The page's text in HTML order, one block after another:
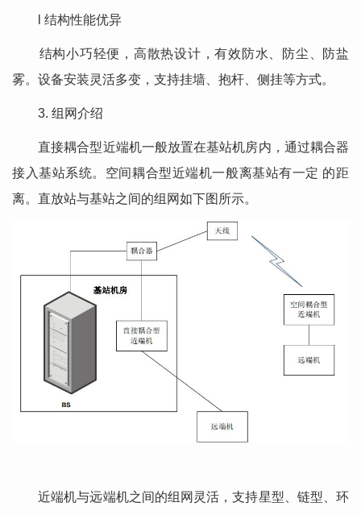
l 结构性能优异
结构小巧轻便，高散热设计，有效防水、防尘、防盐
雾。设备安装灵活多变，支持挂墙、抱杆、侧挂等方式。
3. 组网介绍
直接耦合型近端机一般放置在基站机房内，通过耦合器
接入基站系统。空间耦合型近端机一般离基站有一定 的距
离。直放站与基站之间的组网如下图所示。
近端机与远端机之间的组网灵活，支持星型、链型、环